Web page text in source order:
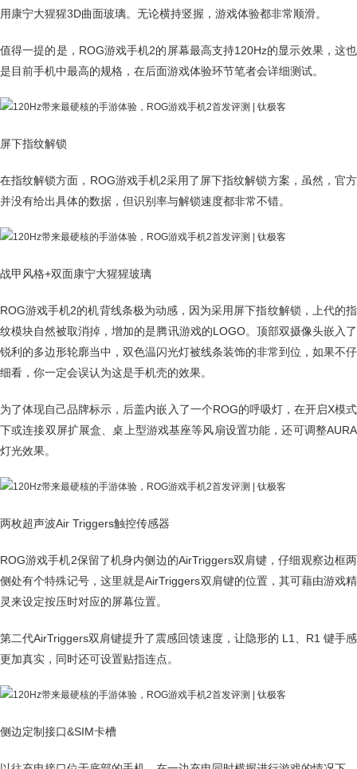
用康宁大猩猩3D曲面玻璃。无论横持竖握，游戏体验都非常顺滑。
值得一提的是，ROG游戏手机2的屏幕最高支持120Hz的显示效果，这也
是目前手机中最高的规格，在后面游戏体验环节笔者会详细测试。
屏下指纹解锁
在指纹解锁方面，ROG游戏手机2采用了屏下指纹解锁方案，虽然，官方
并没有给出具体的数据，但识别率与解锁速度都非常不错。
战甲风格+双面康宁大猩猩玻璃
ROG游戏手机2的机背线条极为动感，因为采用屏下指纹解锁，上代的指
纹模块自然被取消掉，增加的是腾讯游戏的LOGO。顶部双摄像头嵌入了
锐利的多边形轮廓当中，双色温闪光灯被线条装饰的非常到位，如果不仔
细看，你一定会误认为这是手机壳的效果。
为了体现自己品牌标示，后盖内嵌入了一个ROG的呼吸灯，在开启X模式
下或连接双屏扩展盒、桌上型游戏基座等风扇设置功能，还可调整AURA
灯光效果。
两枚超声波Air Triggers触控传感器
ROG游戏手机2保留了机身内侧边的AirTriggers双肩键，仔细观察边框两
侧处有个特殊记号，这里就是AirTriggers双肩键的位置，其可藉由游戏精
灵来设定按压时对应的屏幕位置。
第二代AirTriggers双肩键提升了震感回馈速度，让隐形的 L1、R1 键手感
更加真实，同时还可设置贴指连点。
侧边定制接口&SIM卡槽